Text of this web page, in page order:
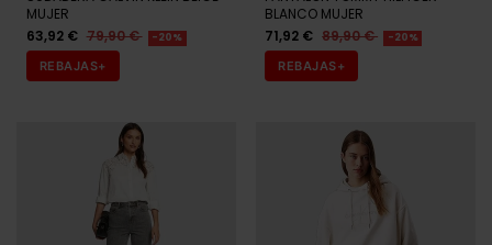
MUJER
63,92 € 79,90 € -20%
REBAJAS+
BLANCO MUJER
71,92 € 89,90 € -20%
REBAJAS+